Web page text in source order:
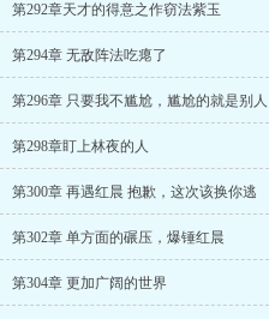
第292章天才的得意之作窃法紫玉
第294章 无敌阵法吃瘪了
第296章 只要我不尴尬，尴尬的就是别人
第298章盯上林夜的人
第300章 再遇红晨 抱歉，这次该换你逃
第302章 单方面的碾压，爆锤红晨
第304章 更加广阔的世界